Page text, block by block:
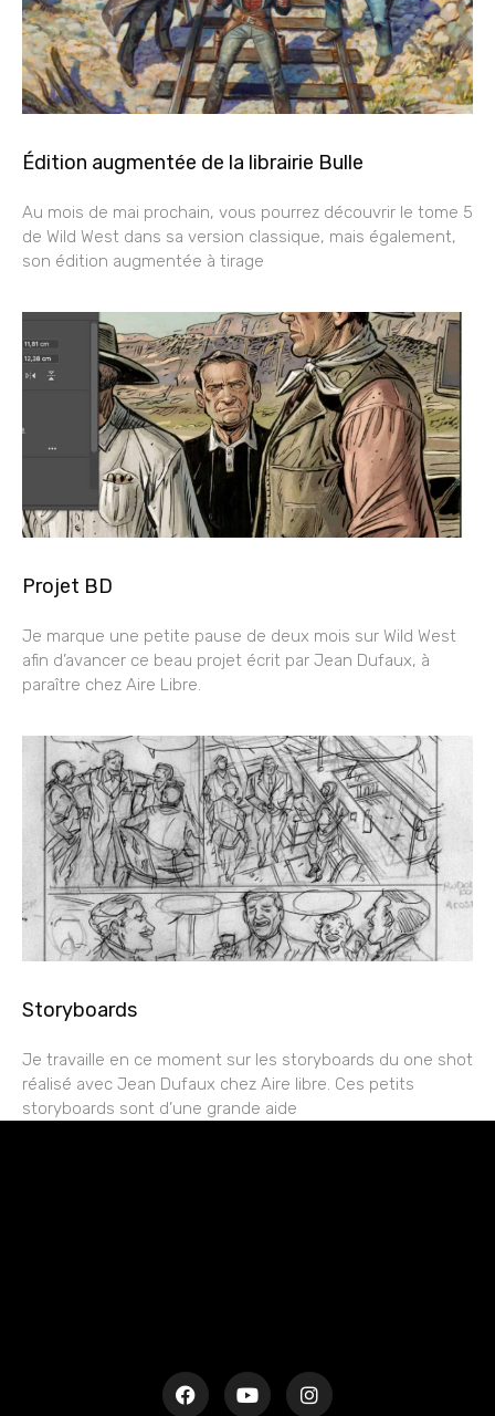
Édition augmentée de la librairie Bulle
Au mois de mai prochain, vous pourrez découvrir le tome 5
de Wild West dans sa version classique, mais également,
son édition augmentée à tirage
Projet BD
Je marque une petite pause de deux mois sur Wild West
afin d’avancer ce beau projet écrit par Jean Dufaux, à
paraître chez Aire Libre.
Storyboards
Je travaille en ce moment sur les storyboards du one shot
réalisé avec Jean Dufaux chez Aire libre. Ces petits
storyboards sont d’une grande aide